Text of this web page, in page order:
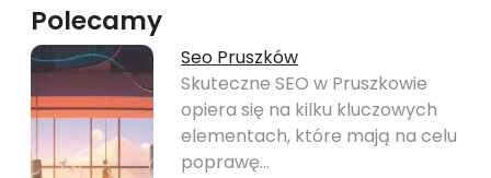
Polecamy
Seo Pruszków
Skuteczne SEO w Pruszkowie
opiera się na kilku kluczowych
elementach, które mają na celu
poprawę…